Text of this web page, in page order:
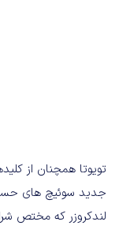
تویوتا همچنان از
جدید سوئیچ های
لندکروزر که مختص